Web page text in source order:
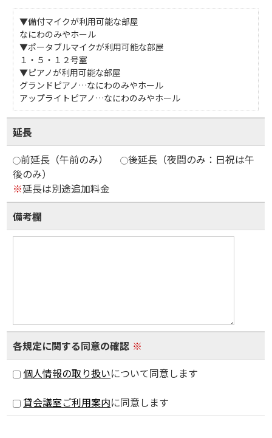
▼備付マイクが利用可能な部屋
なにわのみやホール
▼ポータブルマイクが利用可能な部屋
１・５・１２号室
▼ピアノが利用可能な部屋
グランドピアノ…なにわのみやホール
アップライトピアノ…なにわのみやホール
延長
前延長（午前のみ）
後延長（夜間のみ：日祝は午
後のみ）
※延長は別途追加料金
備考欄
各規定に関する同意の確認 ※
個人情報の取り扱いについて同意します
貸会議室ご利用案内に同意します